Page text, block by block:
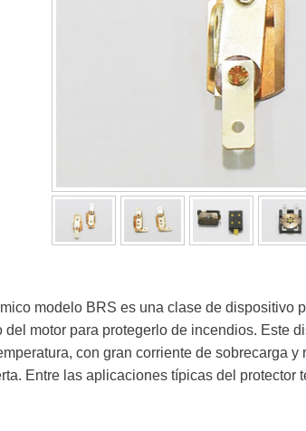
modelo BRS es una clase de dispositivo
del motor para protegerlo de incendios. Este
con gran corriente de sobrecarga
Entre las aplicaciones típicas del protector